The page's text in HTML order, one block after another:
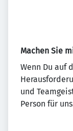
Machen Sie
Wenn Du auf
und
Person für